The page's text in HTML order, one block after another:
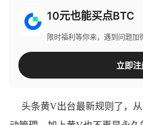
10元也能买点BTC
限时福利等你来，遇到问题
立即注
头条黄V出台最新规则了，从